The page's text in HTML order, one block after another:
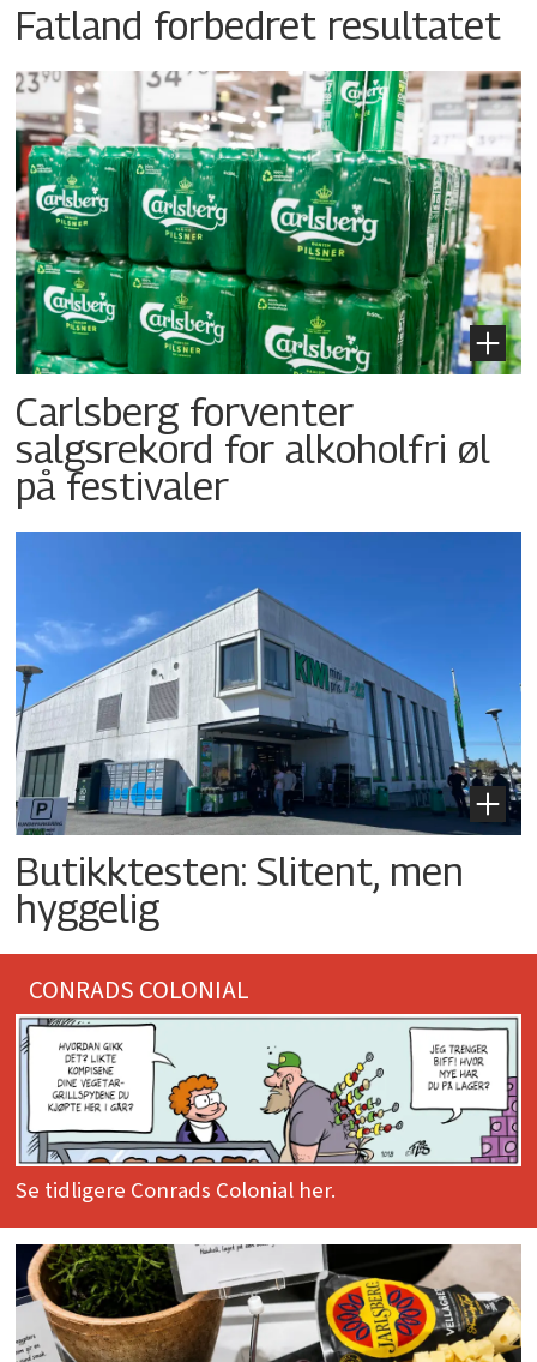
Fatland forbedret resultatet
Carlsberg forventer
salgsrekord for alkoholfri øl
på festivaler
Butikktesten: Slitent, men
hyggelig
CONRADS COLONIAL
Se tidligere Conrads Colonial her.